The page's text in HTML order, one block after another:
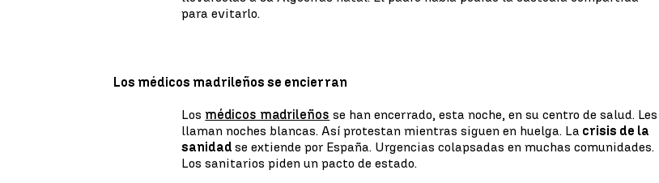
para evitarlo.
Los médicos madrileños se encierran
Los médicos madrileños se han encerrado, esta noche, en su centro de salud. Les
llaman noches blancas. Así protestan mientras siguen en huelga. La crisis de la
sanidadse extiende por España. Urgencias colapsadas en muchas comunidades.
Los sanitarios piden un pacto de estado.